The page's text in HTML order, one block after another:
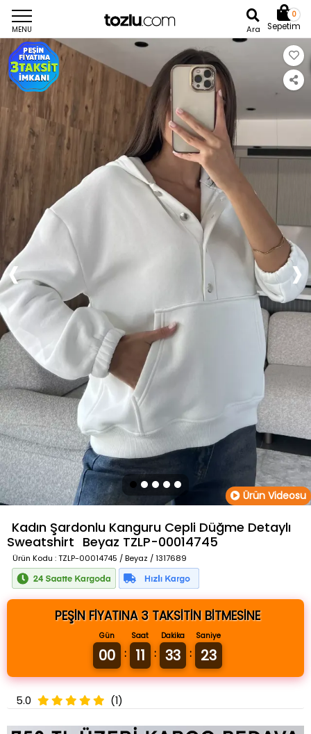
MENU Ara
0
Sepetim
Ürün Videosu
Kadın Şardonlu Kanguru Cepli Düğme Detaylı
Sweatshirt Beyaz TZLP-00014745
Ürün Kodu : TZLP-00014745 / Beyaz / 1317689
PEŞİN FİYATINA 3 TAKSİTİN BİTMESİNE
Gün
00 :
Saat
11 :
Dakika
33 :
Saniye
22
5.0 (1)